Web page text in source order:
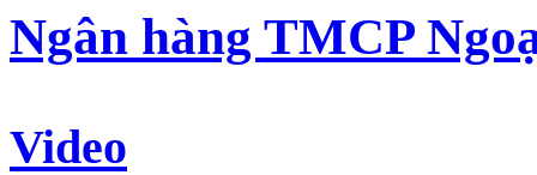
Ngân hàng TMCP
Video